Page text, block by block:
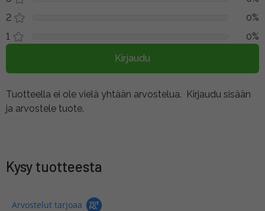
2
0%
1
0%
Kirjaudu
Tuotteella ei ole vielä yhtään arvostelua. Kirjaudu sisään
ja arvostele tuote.
Kysy tuotteesta
Arvostelut tarjoaa